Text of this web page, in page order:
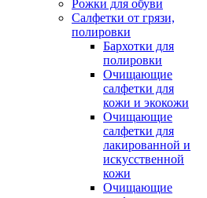
Рожки для обуви
Салфетки от грязи,
полировки
Бархотки для
полировки
Очищающие
салфетки для
кожи и экокожи
Очищающие
салфетки для
лакированной и
искусственной
кожи
Очищающие